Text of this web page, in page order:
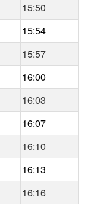
15:50
15:54
15:57
16:00
16:03
16:07
16:10
16:13
16:16